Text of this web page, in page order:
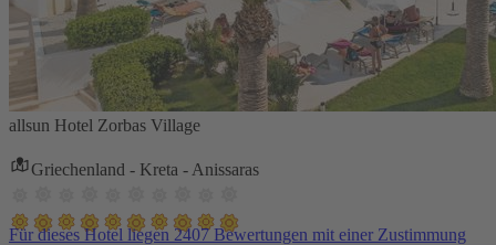
allsun Hotel Zorbas Village
Griechenland - Kreta - Anissaras
Für dieses Hotel liegen 2407 Bewertungen mit einer Zustimmung